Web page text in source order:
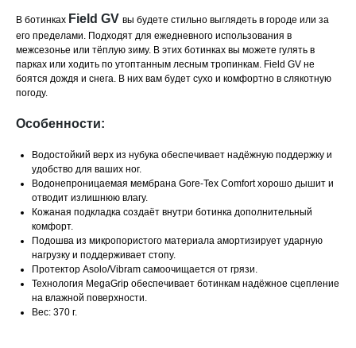
В ботинках Field GV вы будете стильно выглядеть в городе или за
его пределами. Подходят для ежедневного использования в
межсезонье или тёплую зиму. В этих ботинках вы можете гулять в
парках или ходить по утоптанным лесным тропинкам. Field GV не
боятся дождя и снега. В них вам будет сухо и комфортно в слякотную
погоду.
Особенности:
Водостойкий верх из нубука обеспечивает надёжную поддержку и
удобство для ваших ног.
Водонепроницаемая мембрана Gore-Tex Comfort хорошо дышит и
отводит излишнюю влагу.
Кожаная подкладка создаёт внутри ботинка дополнительный
комфорт.
Подошва из микропористого материала амортизирует ударную
нагрузку и поддерживает стопу.
Протектор Asolo/Vibram самоочищается от грязи.
Технология MegaGrip обеспечивает ботинкам надёжное сцепление
на влажной поверхности.
Вес: 370 г.